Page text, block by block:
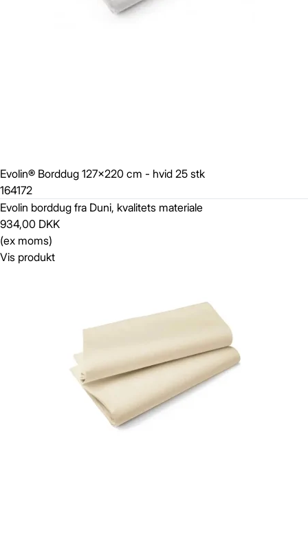
Evolin® Borddug 127x220 cm - hvid 25 stk
164172
Evolin borddug fra Duni, kvalitets materiale
934,00 DKK
(ex moms)
Vis produkt